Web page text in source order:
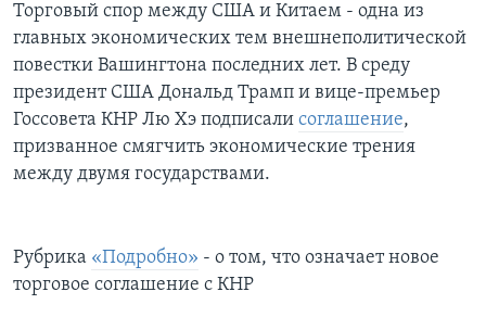
Торговый спор между США и Китаем - одна из
главных экономических тем внешнеполитической
повестки Вашингтона последних лет. В среду
президент США Дональд Трамп и вице-премьер
Госсовета КНР Лю Хэ подписали соглашение,
призванное смягчить экономические трения
между двумя государствами.
Рубрика «Подробно» - о том, что означает новое
торговое соглашение с КНР